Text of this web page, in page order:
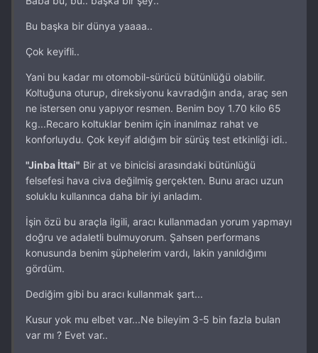
Bu başka bir dünya yaaaa..
Çok keyifli..
Yani bu kadar mı otomobil-sürücü bütünlüğü olabilir.
Koltuğuna oturup, direksiyonu kavradığın anda, araç sen
ne istersen onu yapıyor resmen. Benim boy 1.70 kilo 65
kg...Recaro koltuklar benim için inanılmaz rahat ve
konforluydu. Çok keyif aldığım bir sürüş test etkinliği idi..
"Jinba İttai" Bir at ve binicisi arasındaki bütünlüğü
felsefesi hava civa değilmiş gerçekten. Bunu aracı uzun
soluklu kullanınca daha bir iyi anladım.
İşin özü bu araçla ilgili, aracı kullanmadan yorum yapmayı
doğru ve adaletli bulmuyorum. Şahsen performans
konusunda benim şüphelerim vardı, lakin yanıldığımı
gördüm.
Dediğim gibi bu aracı kullanmak şart...
Kusur yok mu elbet var...Ne bileyim 3-5 bin fazla bulan
var mı ? Evet var..